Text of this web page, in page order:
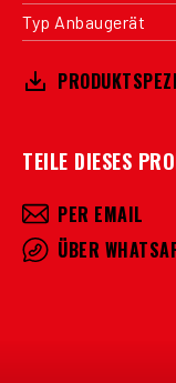
Typ Anbaugerät
TEILE DIESES
PER EMAIL
ÜBER